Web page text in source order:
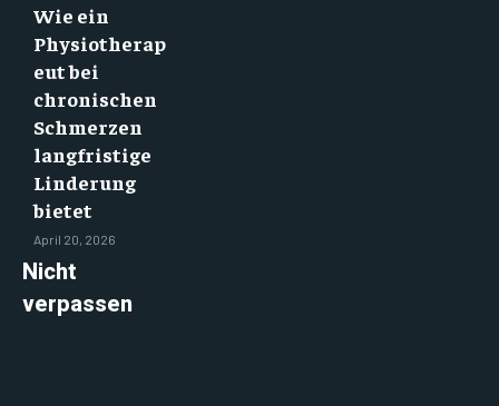
Wie ein
Physiotherap
eut bei
chronischen
Schmerzen
langfristige
Linderung
bietet
April 20, 2026
Nicht
verpassen